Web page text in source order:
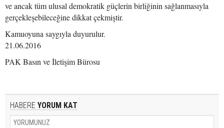
ve ancak tüm ulusal demokratik güçlerin birliğinin sağlanmasıyla
gerçekleşebileceğine dikkat çekmiştir.
Kamuoyuna saygıyla duyurulur.
21.06.2016
PAK Basın ve İletişim Bürosu
HABERE YORUM KAT